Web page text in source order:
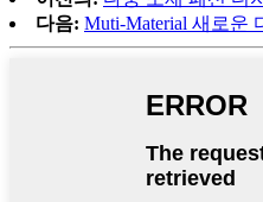
다음: Muti-Material 새로운